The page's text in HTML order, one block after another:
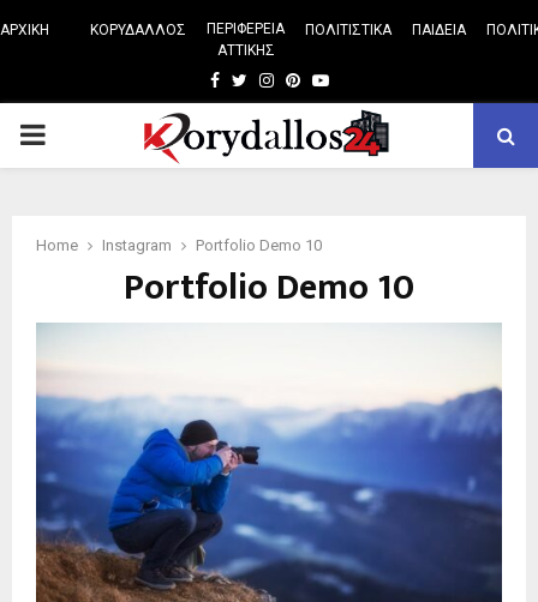
ΑΡΧΙΚΗ ΚΟΡΥΔΑΛΛΟΣ
ΠΕΡΙΦΕΡΕΙΑ
ΑΤΤΙΚΗΣ
ΠΟΛΙΤΙΣΤΙΚΑ ΠΑΙΔΕΙΑ
Facebook
TwitterInstagram
Pinterest
Youtube
PRIMARY
Home Instagram Portfolio Demo 10
Portfolio Demo 10